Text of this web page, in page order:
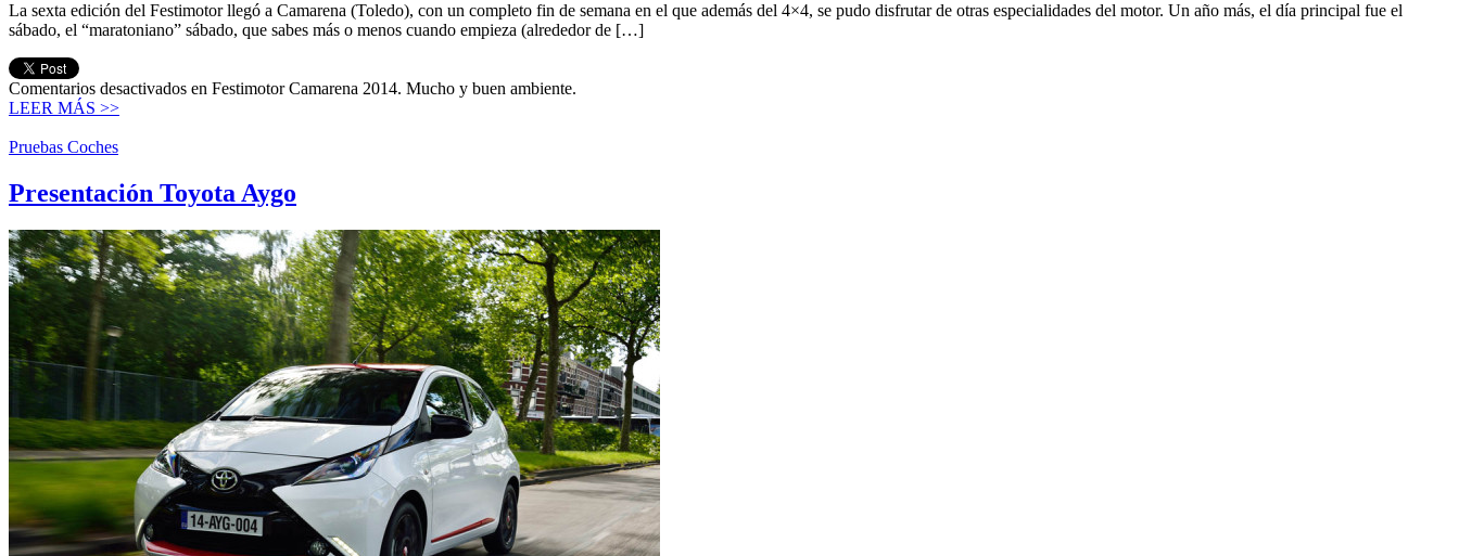
La sexta edición del Festimotor llegó a Camarena (Toledo), con un completo fin de semana en el que además del 4×4, se pudo disfrutar de otras especialidades del motor. Un año más, el día principal fue el
sábado, el “maratoniano” sábado, que sabes más o menos cuando empieza (alrededor de […]
Comentarios desactivados en Festimotor Camarena 2014. Mucho y buen ambiente.
LEER MÁS >>
Pruebas Coches
Presentación Toyota Aygo